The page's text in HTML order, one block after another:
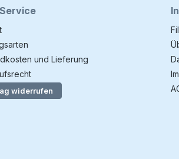
und Lieferung
widerrufen